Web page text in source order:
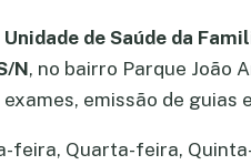
Unidade de Saúde da
N, no bairro Parque João
emissão de guias
feira, Quarta-feira,